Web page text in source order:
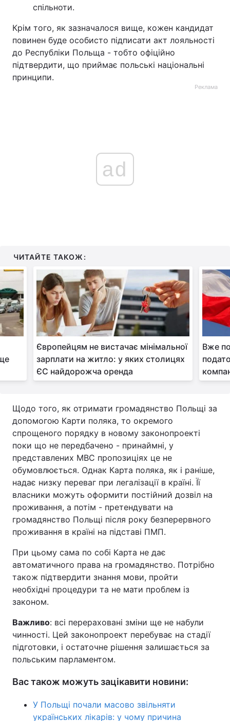
спільноти.
Крім того, як зазначалося вище, кожен кандидат
повинен буде особисто підписати акт лояльності
до Республіки Польща - тобто офіційно
підтвердити, що приймає польські національні
принципи.
Реклама
ad
ЧИТАЙТЕ ТАКОЖ:
Європейцям не вистачає мінімальної
зарплати на житло: у яких столицях
ЄС найдорожча оренда
Вже
Щодо того, як отримати громадянство Польщі за
допомогою Карти поляка, то окремого
спрощеного порядку в новому законопроекті
поки що не передбачено - принаймні, у
представлених МВС пропозиціях це не
обумовлюється. Однак Карта поляка, як і раніше,
надає низку переваг при легалізації в країні. Її
власники можуть оформити постійний дозвіл на
проживання, а потім - претендувати на
громадянство Польщі після року безперервного
проживання в країні на підставі ПМП.
При цьому сама по собі Карта не дає
автоматичного права на громадянство. Потрібно
також підтвердити знання мови, пройти
необхідні процедури та не мати проблем із
законом.
Важливо: всі перераховані зміни ще не набули
чинності. Цей законопроект перебуває на стадії
підготовки, і остаточне рішення залишається за
польським парламентом.
Вас також можуть зацікавити новини:
У Польщі почали масово звільняти
українських лікарів: у чому причина